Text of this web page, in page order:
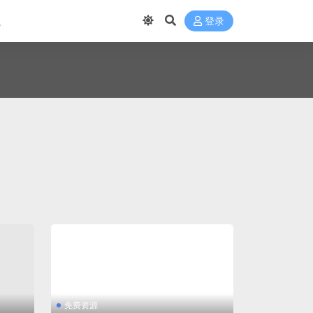
登录
免费资源